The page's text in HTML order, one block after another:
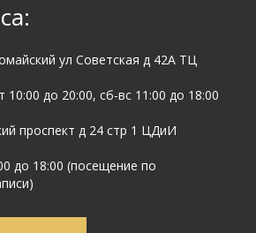
ул Cоветская д 42А ТЦ
до 20:00, сб-вс 11:00 до 18:00
проспект д 24 стр 1 ЦДиИ
до 18:00 (посещение по